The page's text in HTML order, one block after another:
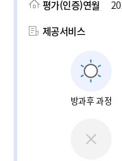
평가(인증)연월
제공서비스
방과후 과정